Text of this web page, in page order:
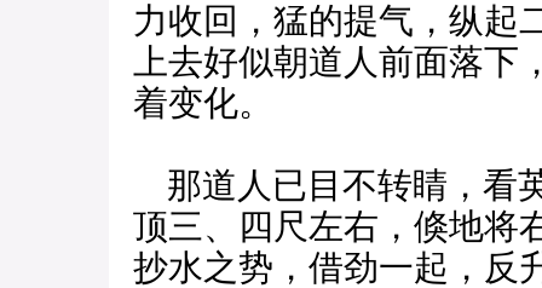
力收回，猛的提气，纵起
上去好似朝道人前面落
着变化。
那道人已目不转睛，看
顶三、四尺左右，倏地将
抄水之势，借劲一起，反